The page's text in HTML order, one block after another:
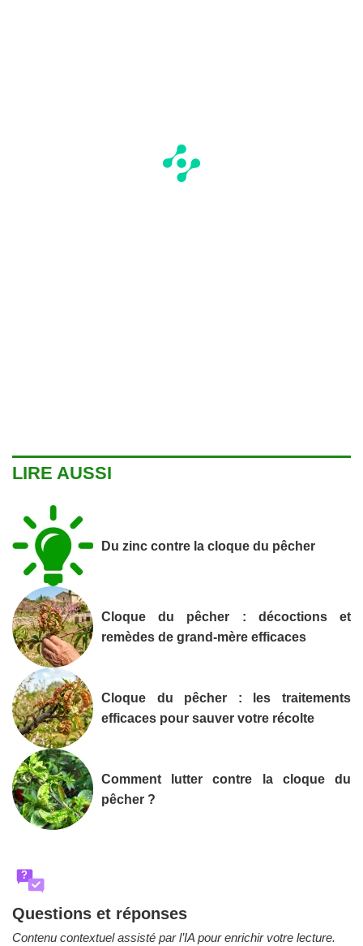
LIRE AUSSI
Du zinc contre la cloque du pêcher
Cloque du pêcher : décoctions et
remèdes de grand-mère efficaces
Cloque du pêcher : les traitements
efficaces pour sauver votre récolte
Comment lutter contre la cloque du
pêcher ?
?
Questions et réponses
Contenu contextuel assisté par l’IA pour enrichir votre lecture.